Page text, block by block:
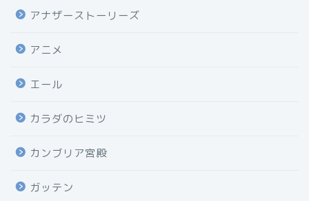
アナザーストーリーズ
アニメ
エール
カラダのヒミツ
カンブリア宮殿
ガッテン